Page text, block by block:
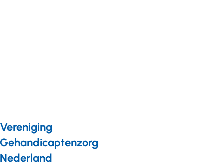
Vereniging
Gehandicaptenzorg
Nederland